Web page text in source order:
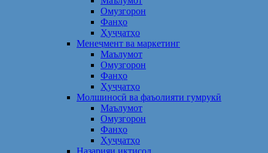
Омузгорон
Фанҳо
Ҳуҷҷатҳо
Менеҷмент ва маркетинг
Маълумот
Омузгорон
Фанҳо
Ҳуҷҷатҳо
Молшиносӣ ва фаъолияти гумрукӣ
Маълумот
Омузгорон
Фанҳо
Ҳуҷҷатҳо
Назарияи иқтисод